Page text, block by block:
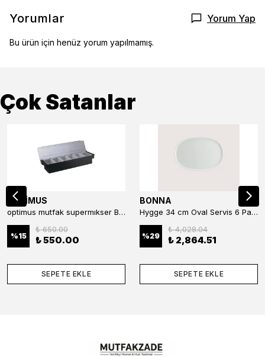
Yorumlar Yorum Yap
Bu ürün için henüz yorum yapılmamış.
Çok Satanlar
OPTİMUS
optimus mutfak supermıkser Bar Konteyner 6'lı 50×16×9 cm Kapaklı Polikarbon Organizer Bar & Kafe
%15
₺ 650.00
₺ 550.00
SEPETE EKLE
BONNA
Hygge 34 cm Oval Servis 6 Parça
%29
₺ 4,028.04
₺ 2,864.51
SEPETE EKLE